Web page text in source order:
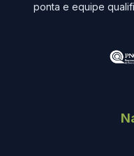
ponta e equipe